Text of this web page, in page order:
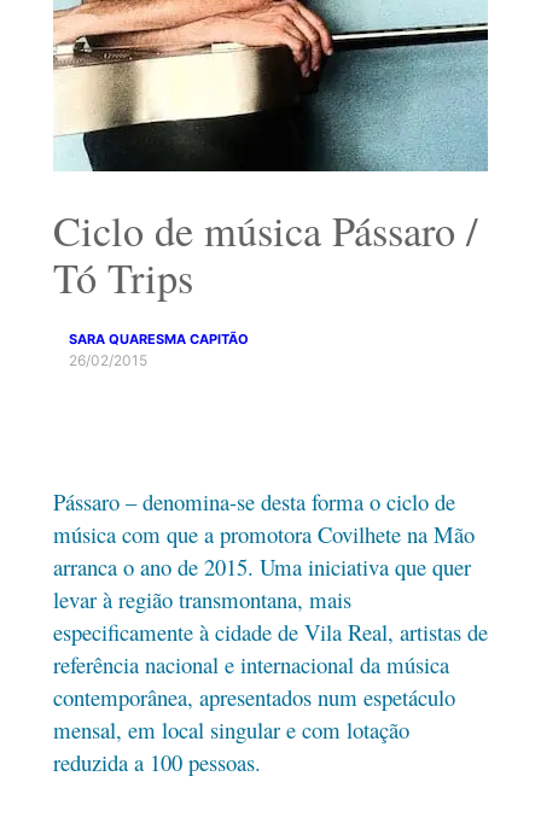
Ciclo de música Pássaro /
Tó Trips
SARA QUARESMA CAPITÃO
26/02/2015
Pássaro – denomina-se desta forma o ciclo de
música com que a promotora Covilhete na Mão
arranca o ano de 2015. Uma iniciativa que quer
levar à região transmontana, mais
especificamente à cidade de Vila Real, artistas de
referência nacional e internacional da música
contemporânea, apresentados num espetáculo
mensal, em local singular e com lotação
reduzida a 100 pessoas.